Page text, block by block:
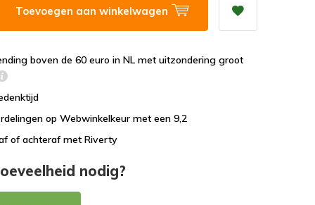
Toevoegen aan winkelwagen
boven de 60 euro in NL met uitzondering groot
op Webwinkelkeur met een 9,2
of achteraf met Riverty
nodig?